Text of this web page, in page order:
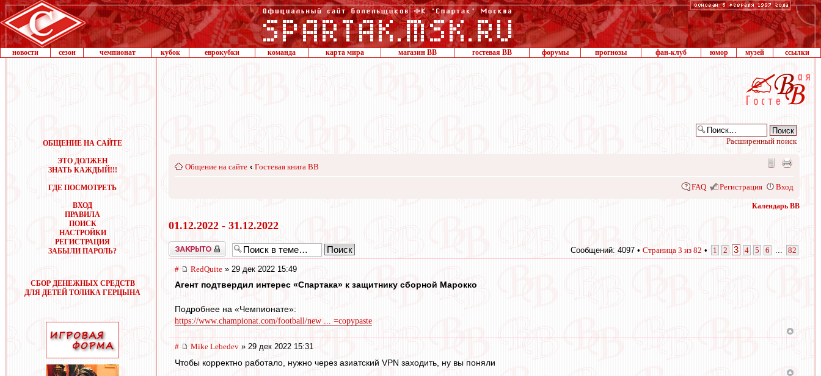
новости сезон чемпионат кубок еврокубки команда карта мира магазин ВВ гостевая ВВ форумы прогнозы фан-клуб юмор музей ссылки
ОБЩЕНИЕ НА САЙТЕ
ЭТО ДОЛЖЕН
ЗНАТЬ КАЖДЫЙ!!!
ГДЕ ПОСМОТРЕТЬ
ВХОД
ПРАВИЛА
ПОИСК
НАСТРОЙКИ
РЕГИСТРАЦИЯ
ЗАБЫЛИ ПАРОЛЬ?
СБОР ДЕНЕЖНЫХ СРЕДСТВ
ДЛЯ ДЕТЕЙ ТОЛИКА ГЕРЦЫНА
Расширенный поиск
Общение на сайте ‹ Гостевая книга ВВ
FAQ Регистрация Вход
Календарь ВВ
01.12.2022 - 31.12.2022
Закрыто Сообщений: 4097 • Страница 3 из 82 • 1 2 3 4 5 6 82
# RedQuite » 29 дек 2022 15:49
Агент подтвердил интерес «Спартака» к защитнику сборной Марокко
Подробнее на «Чемпионате»:
https://www.championat.com/football/new ... =copypaste
# Mike Lebedev » 29 дек 2022 15:31
Чтобы корректно работало, нужно через азиатский VPN заходить, ну вы поняли